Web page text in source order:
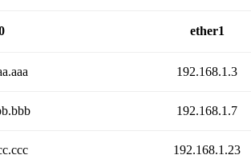
ether1
192.168.1.3
192.168.1.7
192.168.1.23